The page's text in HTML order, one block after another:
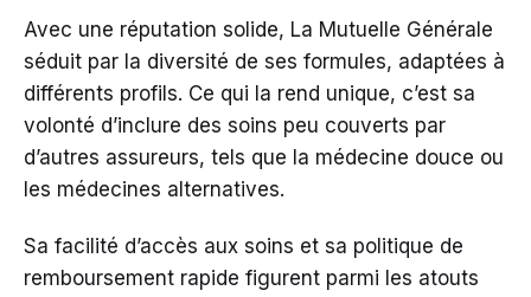
Avec une réputation solide, La Mutuelle Générale
séduit par la diversité de ses formules, adaptées à
différents profils. Ce qui la rend unique, c’est sa
volonté d’inclure des soins peu couverts par
d’autres assureurs, tels que la médecine douce ou
les médecines alternatives.
Sa facilité d’accès aux soins et sa politique de
remboursement rapide figurent parmi les atouts